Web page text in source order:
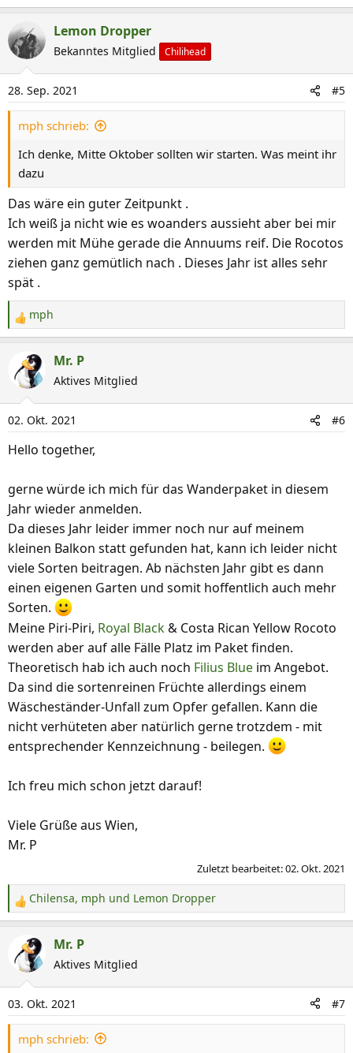
e
a
k
t
i
o
n
e
n
Lemon Dropper
Bekanntes Mitglied Chilihead
28. Sep. 2021 #5
mph schrieb:
Ich denke, Mitte Oktober sollten wir starten. Was meint ihr
dazu
Das wäre ein guter Zeitpunkt .
Ich weiß ja nicht wie es woanders aussieht aber bei mir
werden mit Mühe gerade die Annuums reif. Die Rocotos
ziehen ganz gemütlich nach . Dieses Jahr ist alles sehr
spät .
R
e
k
i
o
n
:
mph
Mr. P
Aktives Mitglied
02. Okt. 2021 #6
Hello together,
gerne würde ich mich für das Wanderpaket in diesem
Jahr wieder anmelden.
Da dieses Jahr leider immer noch nur auf meinem
kleinen Balkon statt gefunden hat, kann ich leider nicht
viele Sorten beitragen. Ab nächsten Jahr gibt es dann
einen eigenen Garten und somit hoffentlich auch mehr
Sorten.
Meine Piri-Piri, Royal Black& Costa Rican Yellow Rocoto
werden aber auf alle Fälle Platz im Paket finden.
Theoretisch hab ich auch noch Filius Blue im Angebot.
Da sind die sortenreinen Früchte allerdings einem
Wäscheständer-Unfall zum Opfer gefallen. Kann die
nicht verhüteten aber natürlich gerne trotzdem - mit
entsprechender Kennzeichnung - beilegen.
Ich freu mich schon jetzt darauf!
Viele Grüße aus Wien,
Mr. P
Zuletzt bearbeitet:02. Okt. 2021
R
e
k
i
o
n
e
Chilensa, mph und Lemon Dropper
Mr. P
Aktives Mitglied
03. Okt. 2021 #7
mph schrieb: